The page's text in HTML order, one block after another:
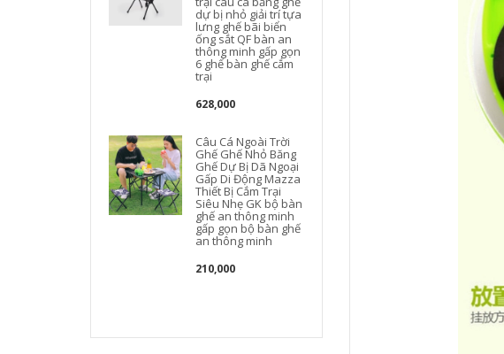
dự bị nhỏ giải trí tựa
lưng ghế bãi biển
ống sắt QF bàn an
thông minh gấp gọn
6 ghế bàn ghế cắm
trại
628,000
Câu Cá Ngoài Trời
Ghế Ghế Nhỏ Băng
Ghế Dự Bị Dã Ngoại
Gấp Di Động Mazza
Thiết Bị Cắm Trại
Siêu Nhẹ GK bộ bàn
ghế an thông minh
gấp gọn bộ bàn ghế
an thông minh
210,000
Ghế xếp ngoài trời,
Mazar, ghế cắm trại
siêu nhẹ, ghế câu cá
bàn ghế du lịch ghế